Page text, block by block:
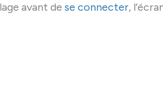
avant de se connecter,